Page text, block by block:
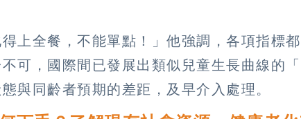
得上全餐，不能單點！」他強調，各項指標
可，國際間已發展出類似兒童生長曲線的
與同齡者預期的差距，及早介入處理。